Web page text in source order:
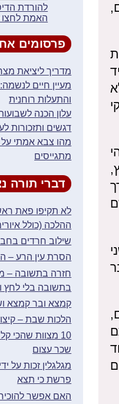
להורדת
האמת לחצו
פרסומים
מדריך ליציאת
מעיין חיים
והתעלות רוחנית
עלון הכנה
דגשים
מהו צבא אמתי
מתגייסים
דברי תורה
לא תקיפו פאת
ההלכה (כולל
שילוב חרדים
הסרת עין הרע –
חזרה בתשובה –
בתשובה בלי לחץ
קמצא ובר קמצא
הלכות שבת –
10 מצוות שהכי
שכר עצום
מגלגלין זכות על
פרשת כי תצא
האם אפשר